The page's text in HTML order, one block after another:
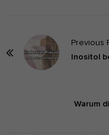
Previous
Inositol
Warum